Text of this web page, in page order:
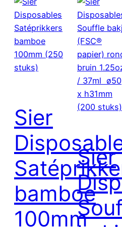
Sier
bamboe
100mm
Sier